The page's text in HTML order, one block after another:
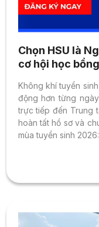
Chọn HSU là
cơ hội học
Không khí tuyển
động hơn từng
trực tiếp đến Trung
hoàn tất hồ sơ và
mùa tuyển sinh
ngành học, đăng
điều kiện, bạn
tân sinh viên HSU....